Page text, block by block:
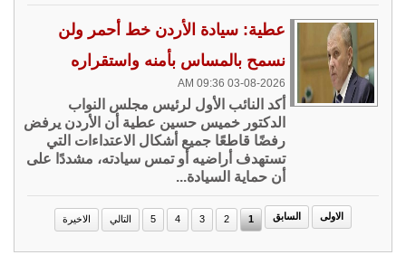
عطية: سيادة الأردن خط أحمر ولن
نسمح بالمساس بأمنه واستقراره
03-08-2026 09:36 AM
أكد النائب الأول لرئيس مجلس النواب
الدكتور خميس حسين عطية أن الأردن يرفض
رفضًا قاطعًا جميع أشكال الاعتداءات التي
تستهدف أراضيه أو تمس سيادته، مشددًا على
أن حماية السيادة...
الاولى السابق 1
2
3
4
5 التالي الاخيرة